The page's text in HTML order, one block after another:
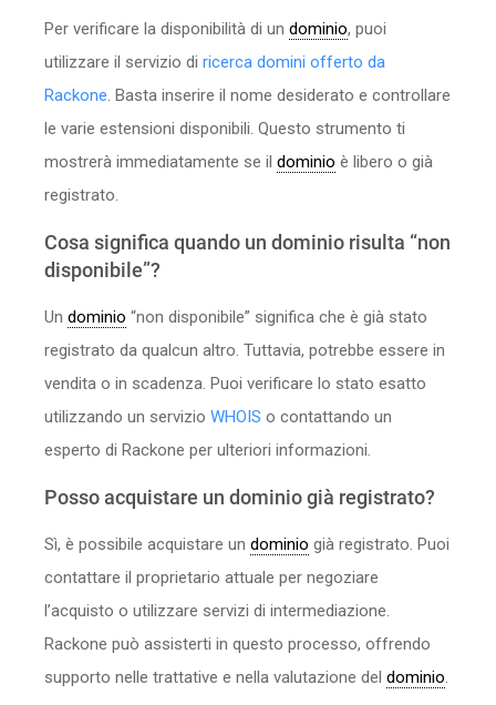
Per verificare la disponibilità di un dominio, puoi
utilizzare il servizio di ricerca domini offerto da
Rackone. Basta inserire il nome desiderato e controllare
le varie estensioni disponibili. Questo strumento ti
mostrerà immediatamente se il dominio è libero o già
registrato.
Cosa significa quando un dominio risulta “non
disponibile”?
Un dominio “non disponibile” significa che è già stato
registrato da qualcun altro. Tuttavia, potrebbe essere in
vendita o in scadenza. Puoi verificare lo stato esatto
utilizzando un servizio WHOIS o contattando un
esperto di Rackone per ulteriori informazioni.
Posso acquistare un dominio già registrato?
Sì, è possibile acquistare un dominio già registrato. Puoi
contattare il proprietario attuale per negoziare
l’acquisto o utilizzare servizi di intermediazione.
Rackone può assisterti in questo processo, offrendo
supporto nelle trattative e nella valutazione del dominio.